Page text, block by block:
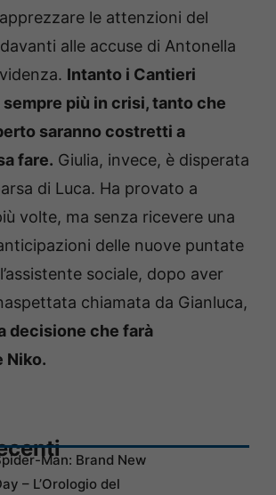
le attenzioni del
alle accuse di Antonella
Intanto i Cantieri
più in crisi, tanto che
saranno costretti a
fare. Giulia, invece, è disperata
di Luca. Ha provato a
volte, ma senza ricevere una
delle nuove puntate
sociale, dopo aver
chiamata da Gianluca,
decisione che farà
Niko.
Man: Brand New
– L’Orologio del